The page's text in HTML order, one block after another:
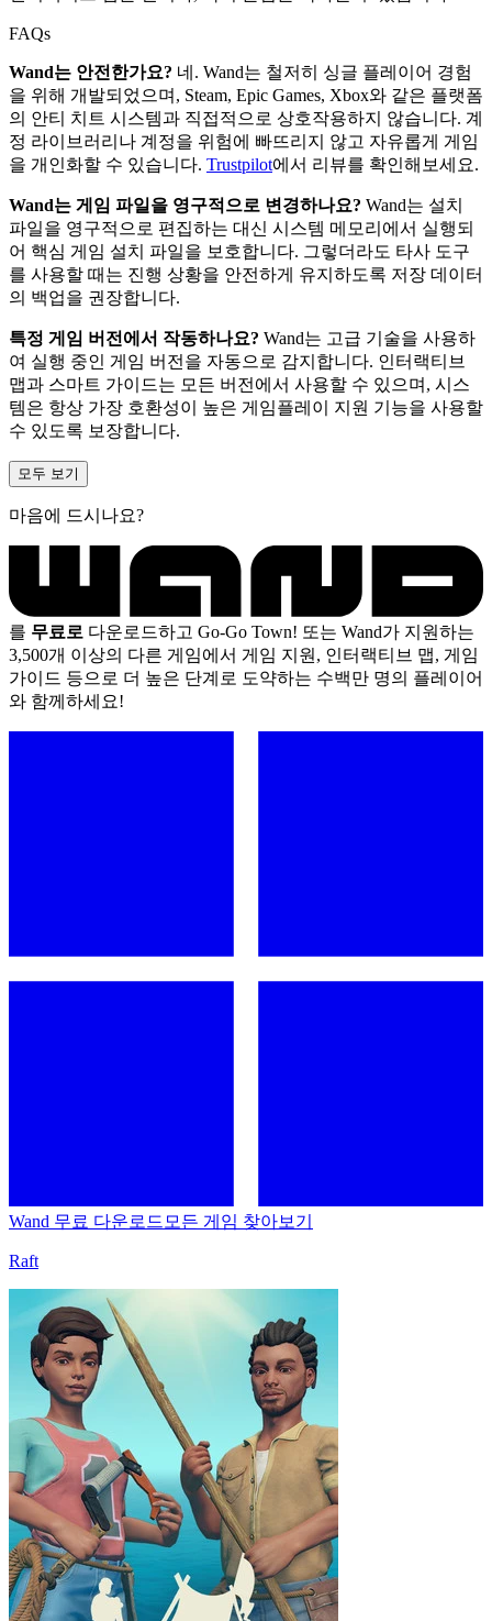
FAQs
Wand는 안전한가요? 네. Wand는 철저히 싱글 플레이어 경험
을 위해 개발되었으며, Steam, Epic Games, Xbox와 같은 플랫폼
의 안티 치트 시스템과 직접적으로 상호작용하지 않습니다. 계
정 라이브러리나 계정을 위험에 빠뜨리지 않고 자유롭게 게임
을 개인화할 수 있습니다. Trustpilot에서 리뷰를 확인해보세요.
Wand는 게임 파일을 영구적으로 변경하나요? Wand는 설치
파일을 영구적으로 편집하는 대신 시스템 메모리에서 실행되
어 핵심 게임 설치 파일을 보호합니다. 그렇더라도 타사 도구
를 사용할 때는 진행 상황을 안전하게 유지하도록 저장 데이터
의 백업을 권장합니다.
특정 게임 버전에서 작동하나요? Wand는 고급 기술을 사용하
여 실행 중인 게임 버전을 자동으로 감지합니다. 인터랙티브
맵과 스마트 가이드는 모든 버전에서 사용할 수 있으며, 시스
템은 항상 가장 호환성이 높은 게임플레이 지원 기능을 사용할
수 있도록 보장합니다.
모두 보기
마음에 드시나요?
를 무료로 다운로드하고 Go-Go Town! 또는 Wand가 지원하는
3,500개 이상의 다른 게임에서 게임 지원, 인터랙티브 맵, 게임
가이드 등으로 더 높은 단계로 도약하는 수백만 명의 플레이어
와 함께하세요!
Wand 무료 다운로드 모든 게임 찾아보기
Raft